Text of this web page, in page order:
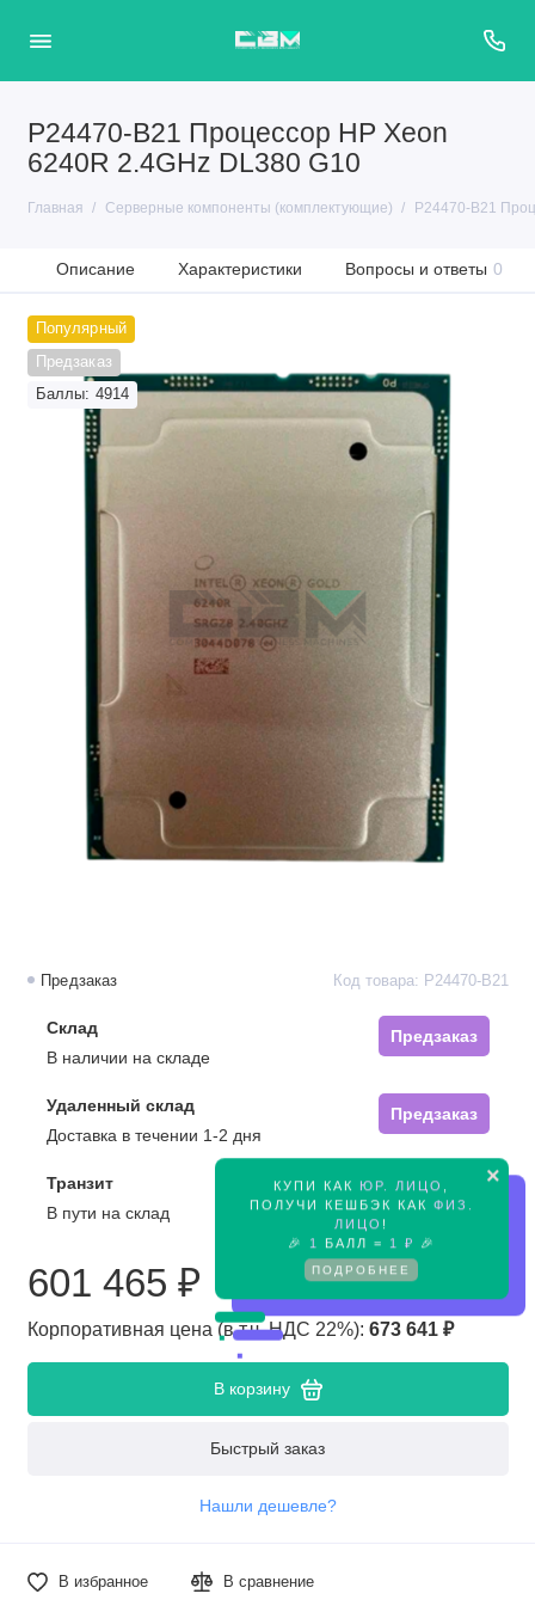
P24470-B21 Процессор HP Xeon
6240R 2.4GHz DL380 G10
Главная Серверные компоненты (комплектующие) P24470-B21
Описание Характеристики Вопросы и ответы 0
Популярный
Предзаказ
Баллы: 4914
×
КУПИ КАК ЮР. ЛИЦО
ПОЛУЧИ КЕШБЭК КАК ФИЗ.
ЛИЦО !
🎉
1 БАЛЛ = 1 ₽ 🎉
ПОДРОБНЕЕ
Предзаказ Код товара: P24470-B21
Склад
Предзаказ
В наличии на складе
Удаленный склад
Предзаказ
Доставка в течении 1-2 дня
Транзит
Предзаказ
В пути на склад
601 465 ₽
Корпоративная цена (в т.ч. НДС 22%): 673 641 ₽
В корзину
Быстрый заказ
Нашли дешевле?
В избранное В сравнение